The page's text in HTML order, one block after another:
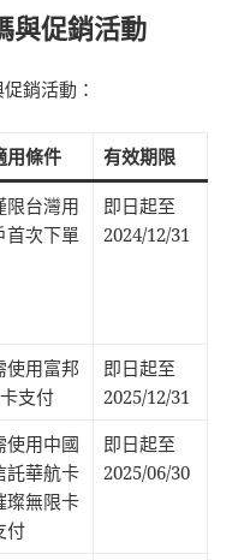
與促銷活動
銷活動：​
用條件 有效期限
限台灣用
首次下單
即日起至
2024/12/31
使用富邦
支付
即日起至
2025/12/31
使用中國
託華航卡
璨無限卡
付
即日起至
2025/06/30